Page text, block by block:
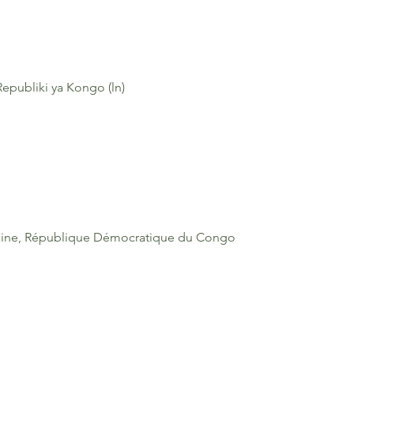
ya Kongo (ln)
République Démocratique du Congo